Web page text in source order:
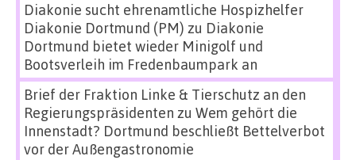
Diakonie sucht ehrenamtliche Hospizhelfer
Diakonie Dortmund (PM) zu Diakonie
Dortmund bietet wieder Minigolf und
Bootsverleih im Fredenbaumpark an
Brief der Fraktion Linke & Tierschutz an den
Regierungspräsidenten zu Wem gehört die
Innenstadt? Dortmund beschließt Bettelverbot
vor der Außengastronomie